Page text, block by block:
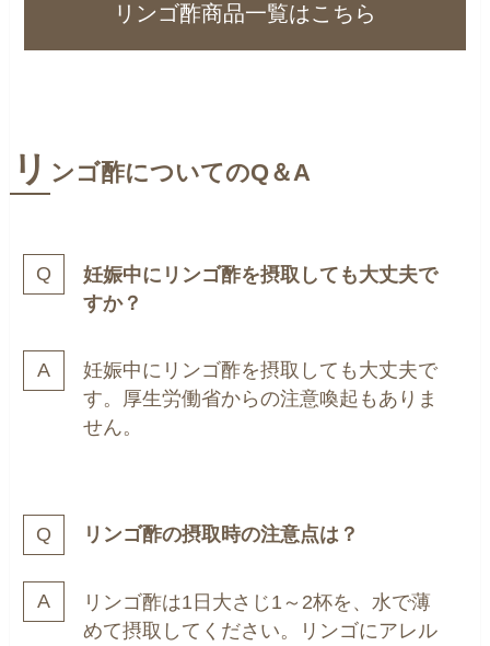
リンゴ酢商品一覧はこちら
リ ンゴ酢についてのQ＆A
妊娠中にリンゴ酢を摂取しても大丈夫で
すか？
妊娠中にリンゴ酢を摂取しても大丈夫で
す。厚生労働省からの注意喚起もありま
せん。
リンゴ酢の摂取時の注意点は？
リンゴ酢は1日大さじ1～2杯を、水で薄
めて摂取してください。リンゴにアレル